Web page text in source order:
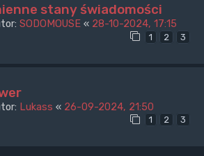
stany świadomości
SODOMOUSE « 28-10-2024, 17:15
1 2 3
Lukass « 26-09-2024, 21:50
1 2 3